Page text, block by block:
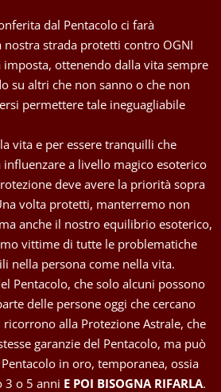
dal Pentacolo ci farà
strada protetti contro OGNI
ottenendo dalla vita sempre
su altri che non sanno o che non
permettere tale ineguagliabile
vita e per essere tranquilli che
influenzare a livello magico esoterico
deve avere la priorità sopra
volta protetti, manterremo non
anche il nostro equilibrio esoterico,
vittime di tutte le problematiche
nella persona come nella vita.
Pentacolo, che solo alcuni possono
delle persone oggi che cercano
alla Protezione Astrale, che
garanzie del Pentacolo, ma può
in oro, temporanea, ossia
3 o 5 anni E POI BISOGNA RIFARLA.